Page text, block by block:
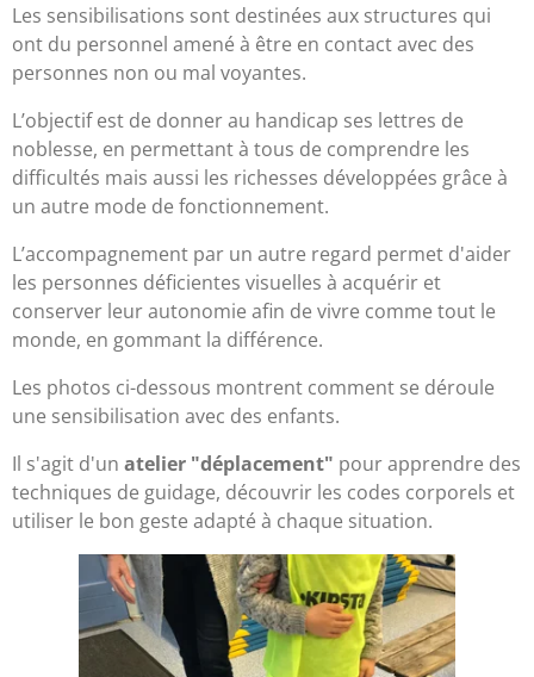
Les sensibilisations sont destinées aux structures qui
ont du personnel amené à être en contact avec des
personnes non ou mal voyantes.
L’objectif est de donner au handicap ses lettres de
noblesse, en permettant à tous de comprendre les
difficultés mais aussi les richesses développées grâce à
un autre mode de fonctionnement.
L’accompagnement par un autre regard permet d'aider
les personnes déficientes visuelles à acquérir et
conserver leur autonomie afin de vivre comme tout le
monde, en gommant la différence.
Les photos ci-dessous montrent comment se déroule
une sensibilisation avec des enfants.
Il s'agit d'un atelier "déplacement" pour apprendre des
techniques de guidage, découvrir les codes corporels et
utiliser le bon geste adapté à chaque situation.